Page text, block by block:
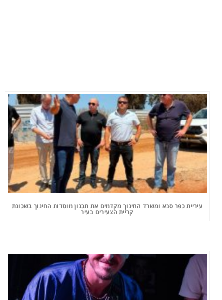
עיריית כפר סבא ומשרד החינוך מקדמים את תכנון מוסדות החינוך בשכונת
קריית הצעירים בעיר